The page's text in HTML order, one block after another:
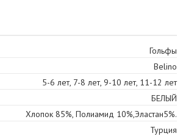
Гольфы
Belino
5-6 лет, 7-8 лет, 9-10 лет, 11-12 лет
БЕЛЫЙ
Хлопок 85%, Полиамид 10%,Эластан5%.
Турция